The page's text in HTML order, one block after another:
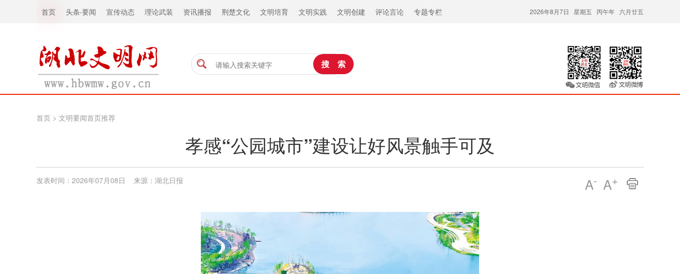
首页 头条·要闻 宣传动态 理论武装 资讯播报 荆楚文化 文明培育 文明实践 文明创建 评论言论 专题专栏 2026年8月7日 星期五 丙午年 六月廿五
首页 > 文明要闻首页推荐
孝感“公园城市”建设让好风景触手可及
A- A+
发表时间：2026年07月08日 来源：湖北日报